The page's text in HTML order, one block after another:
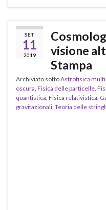
SET
11
2019
visione
Stampa
Archiviato sottoAstrofisica
oscura Fisica delle particelle
quantistica Fisica relativistica
gravitazionali Teoria delle